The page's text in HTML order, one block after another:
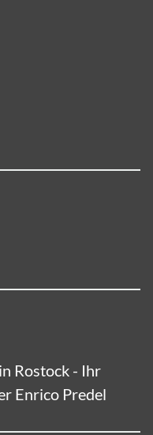
Rostock - Ihr
Enrico Predel